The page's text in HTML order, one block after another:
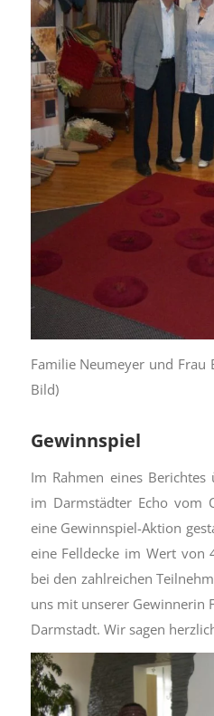
Familie Neumeyer und Frau
Bild)
Gewinnspiel
Im Rahmen eines
im Darmstädter Echo vom
eine Gewinnspiel-Aktion
eine Felldecke im Wert
bei den zahlreichen
uns mit unserer Gewinnerin
Darmstadt. Wir sagen